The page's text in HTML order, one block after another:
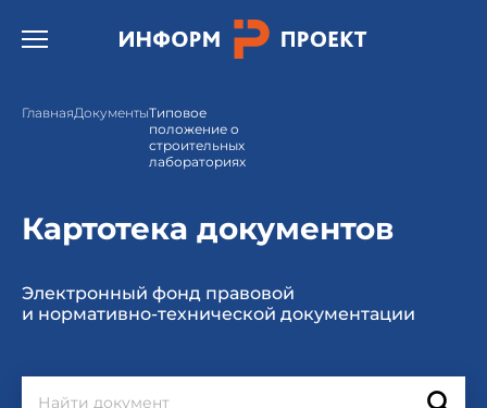
Открыть бургер меню.
ГлавнаяДокументыТиповое
положение о
строительных
лабораториях
Картотека документов
Электронный фонд правовой
и нормативно-технической документации